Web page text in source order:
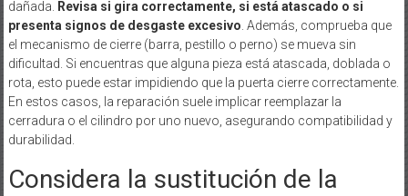
dañada. Revisa si gira correctamente, si está atascado o si
presenta signos de desgaste excesivo. Además, comprueba que
el mecanismo de cierre (barra, pestillo o perno) se mueva sin
dificultad. Si encuentras que alguna pieza está atascada, doblada o
rota, esto puede estar impidiendo que la puerta cierre correctamente.
En estos casos, la reparación suele implicar reemplazar la
cerradura o el cilindro por uno nuevo, asegurando compatibilidad y
durabilidad.
Considera la sustitución de la